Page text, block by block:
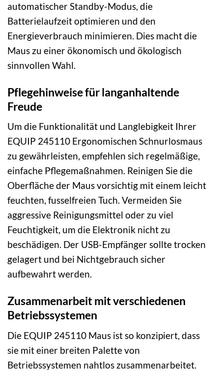
automatischer Standby-Modus, die
Batterielaufzeit optimieren und den
Energieverbrauch minimieren. Dies macht die
Maus zu einer ökonomisch und ökologisch
sinnvollen Wahl.
Pflegehinweise für langanhaltende
Freude
Um die Funktionalität und Langlebigkeit Ihrer
EQUIP 245110 Ergonomischen Schnurlosmaus
zu gewährleisten, empfehlen sich regelmäßige,
einfache Pflegemaßnahmen. Reinigen Sie die
Oberfläche der Maus vorsichtig mit einem leicht
feuchten, fusselfreien Tuch. Vermeiden Sie
aggressive Reinigungsmittel oder zu viel
Feuchtigkeit, um die Elektronik nicht zu
beschädigen. Der USB-Empfänger sollte trocken
gelagert und bei Nichtgebrauch sicher
aufbewahrt werden.
Zusammenarbeit mit verschiedenen
Betriebssystemen
Die EQUIP 245110 Maus ist so konzipiert, dass
sie mit einer breiten Palette von
Betriebssystemen nahtlos zusammenarbeitet.